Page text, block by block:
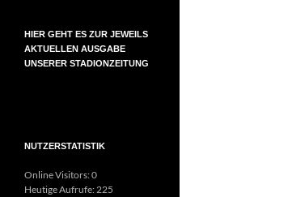
HIER GEHT ES ZUR JEWEILS
AKTUELLEN AUSGABE
UNSERER STADIONZEITUNG
NUTZERSTATISTIK
Online Visitors:0
Heutige Aufrufe:225